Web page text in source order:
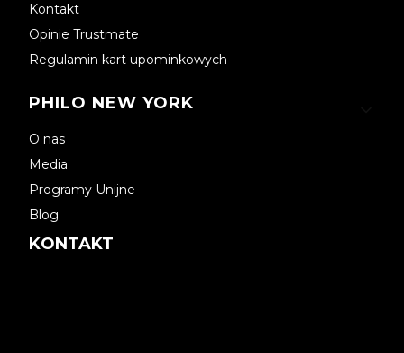
Kontakt
Opinie Trustmate
Regulamin kart upominkowych
PHILO NEW YORK
O nas
Media
Programy Unijne
Blog
KONTAKT